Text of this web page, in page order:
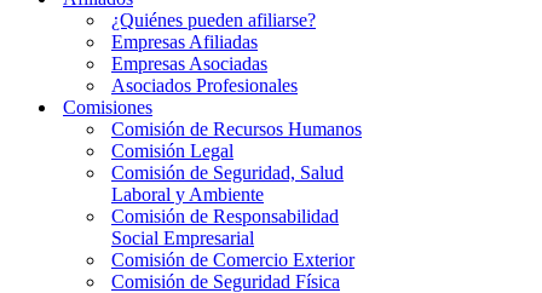
¿Quiénes pueden afiliarse?
Empresas Afiliadas
Empresas Asociadas
Asociados Profesionales
Comisiones
Comisión de Recursos Humanos
Comisión Legal
Comisión de Seguridad, Salud
Laboral y Ambiente
Comisión de Responsabilidad
Social Empresarial
Comisión de Comercio Exterior
Comisión de Seguridad Física